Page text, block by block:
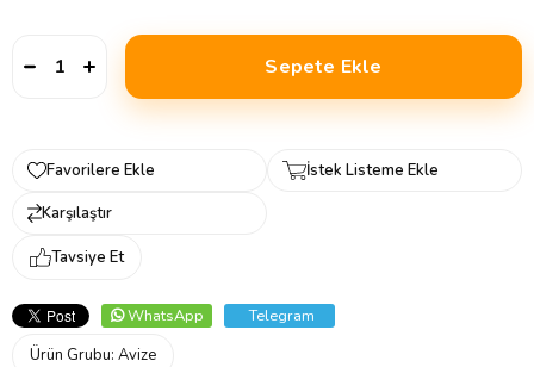
Favorilere Ekle
İstek Listeme Ekle
Karşılaştır
Tavsiye Et
WhatsApp
Telegram
Ürün Grubu: Avize